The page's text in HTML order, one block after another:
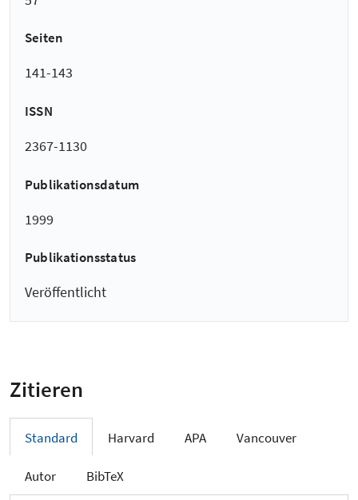
Seiten
141-143
ISSN
2367-1130
Publikationsdatum
1999
Publikationsstatus
Veröffentlicht
Zitieren
Standard Harvard APA Vancouver
Autor BibTeX